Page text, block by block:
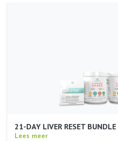
21-DAY LIVER RESET
Lees meer